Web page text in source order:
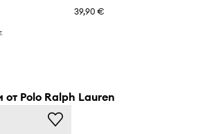
39,90 €
Polo Ralph Lauren